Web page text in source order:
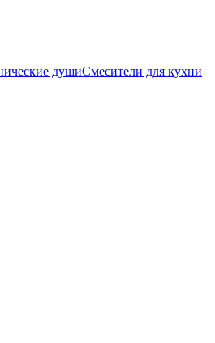
душиСмесители для кухни